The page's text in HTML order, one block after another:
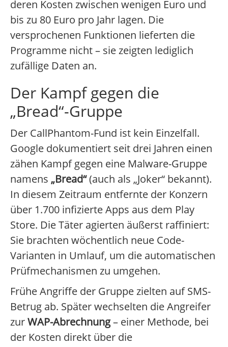
deren Kosten zwischen wenigen Euro und
bis zu 80 Euro pro Jahr lagen. Die
versprochenen Funktionen lieferten die
Programme nicht – sie zeigten lediglich
zufällige Daten an.
Der Kampf gegen die
„Bread“-Gruppe
Der CallPhantom-Fund ist kein Einzelfall.
Google dokumentiert seit drei Jahren einen
zähen Kampf gegen eine Malware-Gruppe
namens „Bread“(auch als „Joker“ bekannt).
In diesem Zeitraum entfernte der Konzern
über 1.700 infizierte Apps aus dem Play
Store. Die Täter agierten äußerst raffiniert:
Sie brachten wöchentlich neue Code-
Varianten in Umlauf, um die automatischen
Prüfmechanismen zu umgehen.
Frühe Angriffe der Gruppe zielten auf SMS-
Betrug ab. Später wechselten die Angreifer
zurWAP-Abrechnung– einer Methode, bei
der Kosten direkt über die